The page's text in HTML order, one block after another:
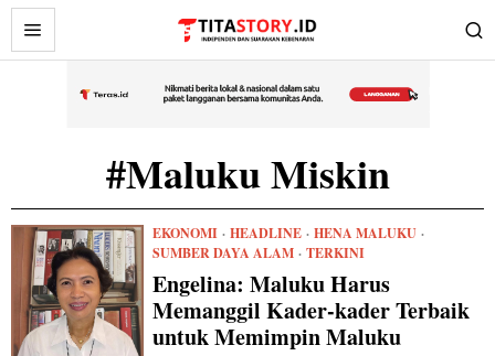
#Maluku Miskin
EKONOMI · HEADLINE · HENA MALUKU ·
SUMBER DAYA ALAM · TERKINI
Engelina: Maluku Harus
Memanggil Kader-kader Terbaik
untuk Memimpin Maluku